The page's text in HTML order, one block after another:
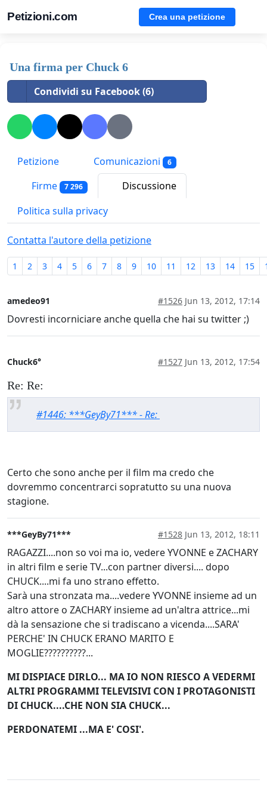
Petizioni.com Crea una petizione
Una firma per Chuck 6
Condividi su Facebook (6)
Petizione Comunicazioni 6
Firme 7 296
Discussione
Politica sulla privacy
Contatta l'autore della petizione
1 2 3 4 5 6 7 8 9 10 11 12 13 14 15
amedeo91 #1526 Jun 13, 2012, 17:14
Dovresti incorniciare anche quella che hai su twitter ;)
Chuck6° #1527 Jun 13, 2012, 17:54
Re: Re:
#1446: ***GeyBy71*** - Re:
Certo che sono anche per il film ma credo che
dovremmo concentrarci sopratutto su una nuova
stagione.
***GeyBy71*** #1528 Jun 13, 2012, 18:11
RAGAZZI....non so voi ma io, vedere YVONNE e ZACHARY
in altri film e serie TV...con partner diversi.... dopo
CHUCK....mi fa uno strano effetto.
Sarà una stronzata ma....vedere YVONNE insieme ad un
altro attore o ZACHARY insieme ad un'altra attrice...mi
dà la sensazione che si tradiscano a vicenda....SARA'
PERCHE' IN CHUCK ERANO MARITO E
MOGLIE??????????...
MI DISPIACE DIRLO... MA IO NON RIESCO A VEDERMI
ALTRI PROGRAMMI TELEVISIVI CON I PROTAGONISTI
DI CHUCK....CHE NON SIA CHUCK...
PERDONATEMI ...MA E' COSI'.